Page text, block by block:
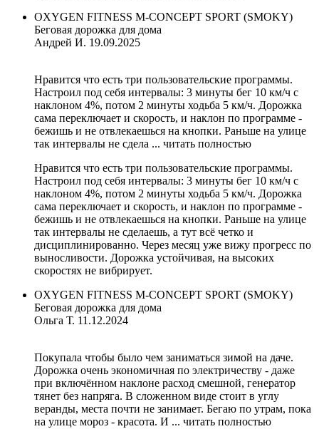
OXYGEN FITNESS M-CONCEPT SPORT (SMOKY)
Беговая дорожка для дома
Андрей И. 19.09.2025
Нравится что есть три пользовательские программы.
Настроил под себя интервалы: 3 минуты бег 10 км/ч с
наклоном 4%, потом 2 минуты ходьба 5 км/ч. Дорожка
сама переключает и скорость, и наклон по программе -
бежишь и не отвлекаешься на кнопки. Раньше на улице
так интервалы не сдела ... читать полностью
Нравится что есть три пользовательские программы.
Настроил под себя интервалы: 3 минуты бег 10 км/ч с
наклоном 4%, потом 2 минуты ходьба 5 км/ч. Дорожка
сама переключает и скорость, и наклон по программе -
бежишь и не отвлекаешься на кнопки. Раньше на улице
так интервалы не сделаешь, а тут всё четко и
дисциплинированно. Через месяц уже вижу прогресс по
выносливости. Дорожка устойчивая, на высоких
скоростях не вибрирует.
OXYGEN FITNESS M-CONCEPT SPORT (SMOKY)
Беговая дорожка для дома
Ольга Т. 11.12.2024
Покупала чтобы было чем заниматься зимой на даче.
Дорожка очень экономичная по электричеству - даже
при включённом наклоне расход смешной, генератор
тянет без напряга. В сложенном виде стоит в углу
веранды, места почти не занимает. Бегаю по утрам, пока
на улице мороз - красота. И ... читать полностью